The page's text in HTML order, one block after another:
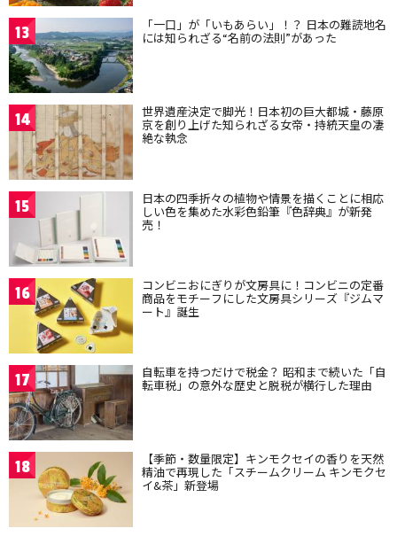
13 「一口」が「いもあらい」！？ 日本の難読地名
には知られざる“名前の法則”があった
14 世界遺産決定で脚光！日本初の巨大都城・藤原
京を創り上げた知られざる女帝・持統天皇の凄
絶な執念
15 日本の四季折々の植物や情景を描くことに相応
しい色を集めた水彩色鉛筆『色辞典』が新発
売！
16 コンビニおにぎりが文房具に！コンビニの定番
商品をモチーフにした文房具シリーズ『ジムマ
ート』誕生
17 自転車を持つだけで税金？ 昭和まで続いた「自
転車税」の意外な歴史と脱税が横行した理由
18 【季節・数量限定】キンモクセイの香りを天然
精油で再現した「スチームクリーム キンモクセ
イ&茶」新登場